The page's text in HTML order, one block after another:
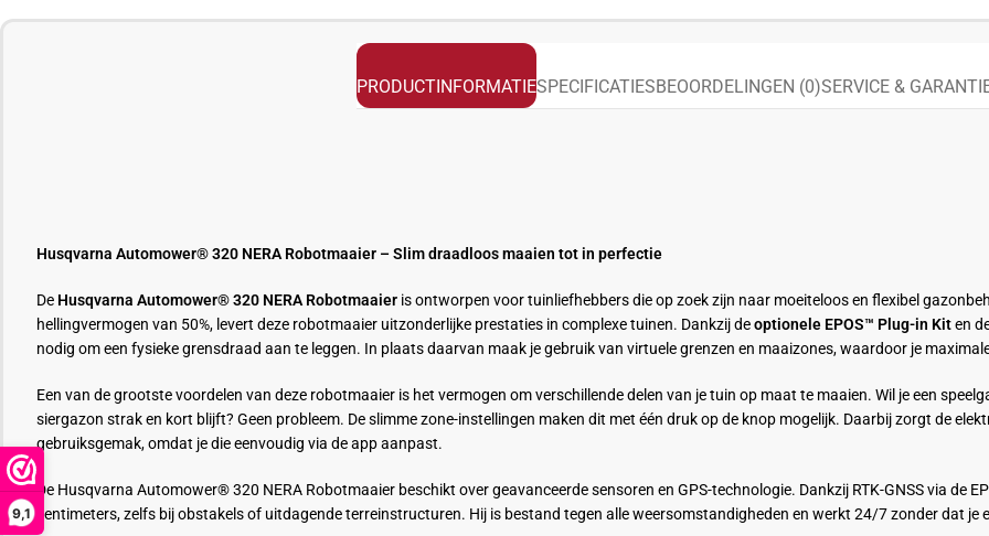
9,1
PRODUCTINFORMATIESPECIFICATIESBEOORDELINGEN (0)SERVICE &
Husqvarna Automower® 320 NERA Robotmaaier – Slim draadloos maaien tot in perfectie
De Husqvarna Automower® 320 NERA Robotmaaier is ontworpen voor tuinliefhebbers die op zoek zijn naar moeiteloos en flexibel
hellingvermogen van 50%, levert deze robotmaaier uitzonderlijke prestaties in complexe tuinen. Dankzij deoptionele EPOS™ Plug-in Kiten
nodig om een fysieke grensdraad aan te leggen. In plaats daarvan maak je gebruik van virtuele grenzen en maaizones, waardoor je
Een van de grootste voordelen van deze robotmaaier is het vermogen om verschillende delen van je tuin op maat te maaien. Wil je een
siergazon strak en kort blijft? Geen probleem. De slimme zone-instellingen maken dit met één druk op de knop mogelijk. Daarbij zorgt de
gebruiksgemak, omdat je die eenvoudig via de app aanpast.
De Husqvarna Automower® 320 NERA Robotmaaier beschikt over geavanceerde sensoren en GPS-technologie. Dankzij RTK-GNSS via de
centimeters, zelfs bij obstakels of uitdagende terreinstructuren. Hij is bestand tegen alle weersomstandigheden en werkt 24/7 zonder dat je